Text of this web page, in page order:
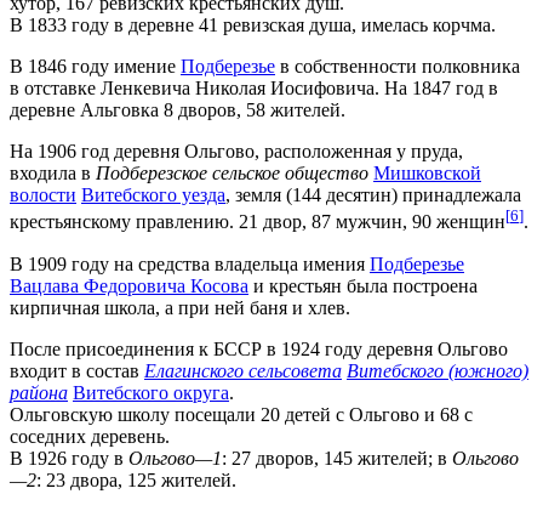
В 1833 году в деревне 41 ревизская душа, имелась корчма.
В 1846 году имение Подберезье в собственности полковника
в отставке Ленкевича Николая Иосифовича. На 1847 год в
деревне Альговка 8 дворов, 58 жителей.
На 1906 год деревня Ольгово, расположенная у пруда,
входила в Подберезское сельское общество Мишковской
волости Витебского уезда, земля (144 десятин) принадлежала
крестьянскому правлению. 21 двор, 87 мужчин, 90 женщин[6].
В 1909 году на средства владельца имения Подберезье
Вацлава Федоровича Косова и крестьян была построена
кирпичная школа, а при ней баня и хлев.
После присоединения к БССР в 1924 году деревня Ольгово
входит в состав Елагинского сельсовета Витебского (южного)
района Витебского округа.
Ольговскую школу посещали 20 детей с Ольгово и 68 с
соседних деревень.
В 1926 году в Ольгово—1: 27 дворов, 145 жителей; в Ольгово
—2: 23 двора, 125 жителей.